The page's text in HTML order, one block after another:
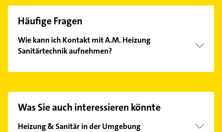
Häufige Fragen
Wie kann ich Kontakt mit A.M. Heizung
Sanitärtechnik aufnehmen?
finden Sie alleKontaktdaten.
Was Sie auch interessieren könnte
Heizung & Sanitär in der Umgebung